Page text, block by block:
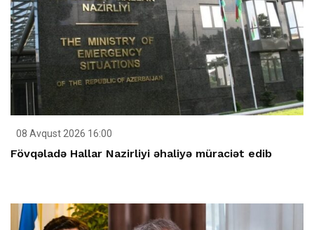
08 Avqust 2026 16:00
Fövqəladə Hallar Nazirliyi əhaliyə müraciət edib